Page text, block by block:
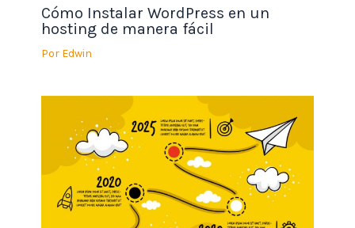
Cómo Instalar WordPress en un
hosting de manera fácil
Por Edwin